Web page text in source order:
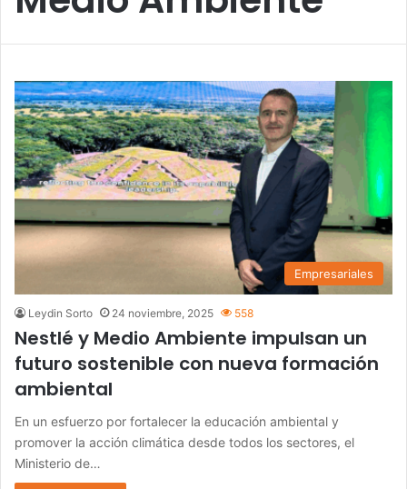
Empresariales
Leydin Sorto 24 noviembre, 2025 558
Nestlé y Medio Ambiente impulsan un
futuro sostenible con nueva formación
ambiental
En un esfuerzo por fortalecer la educación ambiental y
promover la acción climática desde todos los sectores, el
Ministerio de…